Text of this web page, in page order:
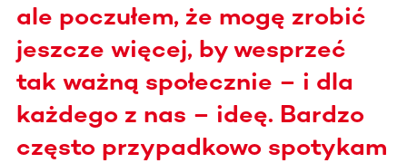
ale poczułem, że mogę zrobić
jeszcze więcej, by wesprzeć
tak ważną społecznie – i dla
każdego z nas – ideę. Bardzo
często przypadkowo spotykam